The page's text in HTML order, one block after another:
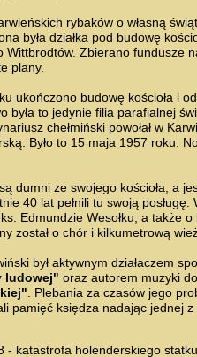
rybaków o własną
była działka pod budowę
Wittbrodtów. Zbierano fundusze
plany.
ukończono budowę kościoła i
była to jedynie filia parafialnej
chełmiński powołał w
Było to 15 maja 1957 roku.
dumni ze swojego kościoła, a
40 lat pełnili tu swoją
Edmundzie Wesołku, a także
został o chór i kilkumetrową
był aktywnym działaczem
ludowej" oraz autorem muzyki
. Plebania za czasów jego
pamięć księdza nadając jednej z
- katastrofa holenderskiego